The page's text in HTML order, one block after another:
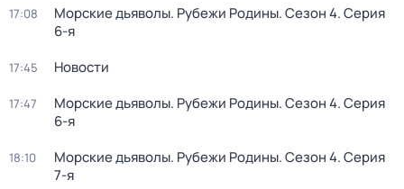
17:08 Морские дьяволы. Рубежи Родины. Сезон 4. Серия
6-я
17:45 Новости
17:47 Морские дьяволы. Рубежи Родины. Сезон 4. Серия
6-я
18:10 Морские дьяволы. Рубежи Родины. Сезон 4. Серия
7-я